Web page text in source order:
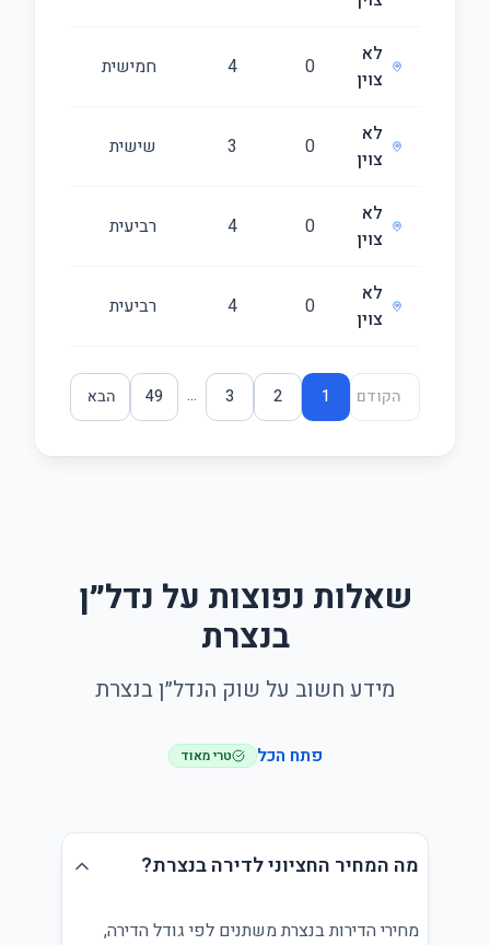
לא
צוין
0
4 חמישית
לא
צוין
0
3 שישית
לא
צוין
0
4 רביעית
לא
צוין
0
4 רביעית
הקודם 1
2
3
...
49 הבא
שאלות נפוצות על נדל״ן
בנצרת
מידע חשוב על שוק הנדל״ן בנצרת
פתח הכל טרי מאוד
מה המחיר החציוני לדירה בנצרת?
מחירי הדירות בנצרת משתנים לפי גודל הדירה,